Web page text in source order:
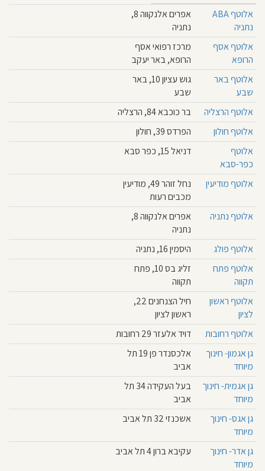
אלוטף ABA
נתניה
אפרים אלנקווה 8,
נתניה
אלוטף אסף
הרופא
מרכז רפואי אסף
הרופא, באר יעקב
אלוטף באר
שבע
גוש עציון 10, באר
שבע
אלוטף הרצליה
בר כוכבא 84, הרצליה
אלוטף חולון
הפרדס 39, חולון
אלוטף
כפר-סבא
דניאל 15, כפר סבא
אלוטף מודיעין
נחל זוהר 49, מודיעין
מכבים רעות
אלוטף נתניה
אפרים אלנקווה 8,
נתניה
אלוטף פולג
היסמין 16, נתניה
אלוטף פתח
תקווה
זליג בס 10, פתח
תקווה
אלוטף ראשון
לציון
חיל הצנחנים 22,
ראשון לציון
אלוטף רחובות
דויד אלעזר 29 רחובות
גן אגמון- חינוך
מיוחד
אלכסנדר פן 19 תל
אביב
גן אגמית- חינוך
מיוחד
בעל העקידה 34 תל
אביב
גן אגס- חינוך
מיוחד
אשכנזי 32 תל אביב
גן אדר- חינוך
מיוחד
עקיבא ברון 4 תל אביב